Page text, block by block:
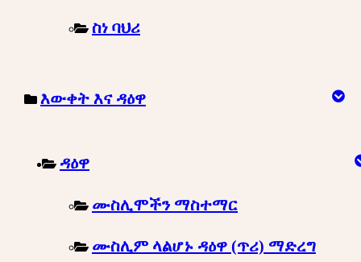
ስነ ባህሪ
እውቀት እና ዳዕዋ
ዳዕዋ
ሙስሊሞችን ማስተማር
ሙስሊም ላልሆኑ ዳዕዋ (ጥሪ) ማድረግ